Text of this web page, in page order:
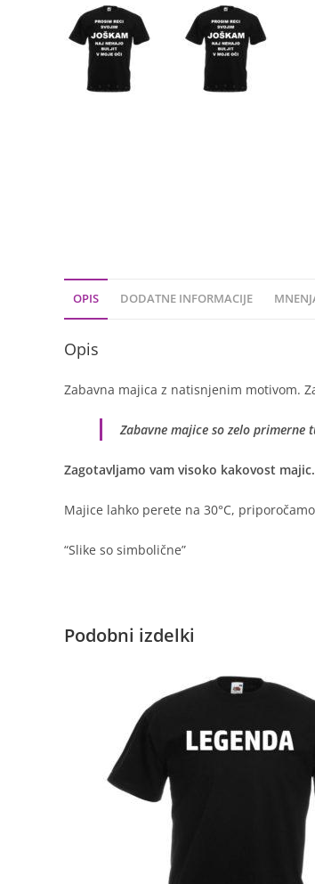
OPIS DODATNE INFORMACIJE
Opis
Zabavna majica z natisnjenim motivom.
Zabavne majice so zelo
Zagotavljamo vam visoko kakovost majic.
Majice lahko perete na 30°C,
“Slike so simbolične”
Podobni izdelki